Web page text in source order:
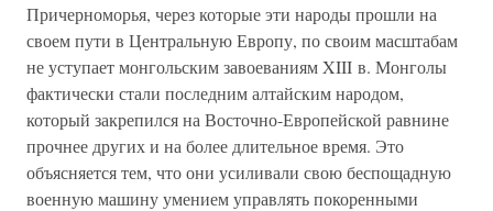
Причерноморья, через которые эти народы прошли на
своем пути в Центральную Европу, по своим масштабам
не уступает монгольским завоеваниям XIII в. Монголы
фактически стали последним алтайским народом,
который закрепился на Восточно-Европейской равнине
прочнее других и на более длительное время. Это
объясняется тем, что они усиливали свою беспощадную
военную машину умением управлять покоренными